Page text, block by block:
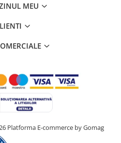
MEU
Platforma E-commerce by Gomag